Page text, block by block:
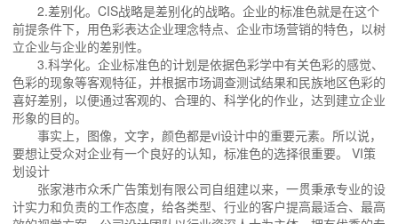
2.差别化。CIS战略是差别化的战略。企业的标准色就是在这个
前提条件下，用色彩表达企业理念特点、企业市场营销的特色，以树
立企业与企业的差别性。
3.科学化。企业标准色的计划是依据色彩学中有关色彩的感觉、
色彩的现象等客观特征，并根据市场调查测试结果和民族地区色彩的
喜好差别，以便通过客观的、合理的、科学化的作业，达到建立企业
形象的目的。
事实上，图像，文字，颜色都是vi设计中的重要元素。所以说，
要想让受众对企业有一个良好的认知，标准色的选择很重要。 VI策
划设计
张家港市众禾广告策划有限公司自组建以来，一贯秉承专业的设
计实力和负责的工作态度，给各类型、行业的客户提高最适合、最高